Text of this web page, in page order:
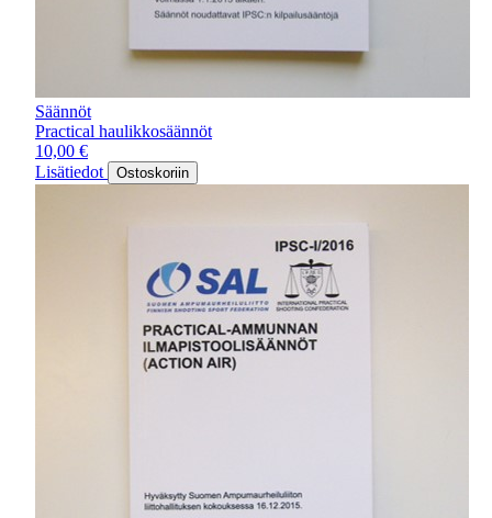
Säännöt
Practical haulikkosäännöt
10,00 €
Lisätiedot
Ostoskoriin